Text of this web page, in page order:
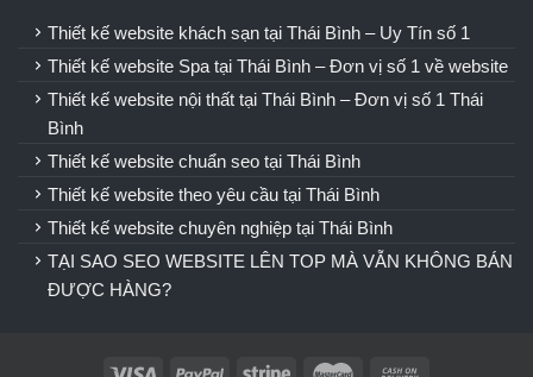
Thiết kế website khách sạn tại Thái Bình – Uy Tín số 1
Thiết kế website Spa tại Thái Bình – Đơn vị số 1 về website
Thiết kế website nội thất tại Thái Bình – Đơn vị số 1 Thái
Bình
Thiết kế website chuẩn seo tại Thái Bình
Thiết kế website theo yêu cầu tại Thái Bình
Thiết kế website chuyên nghiệp tại Thái Bình
TẠI SAO SEO WEBSITE LÊN TOP MÀ VẪN KHÔNG BÁN
ĐƯỢC HÀNG?